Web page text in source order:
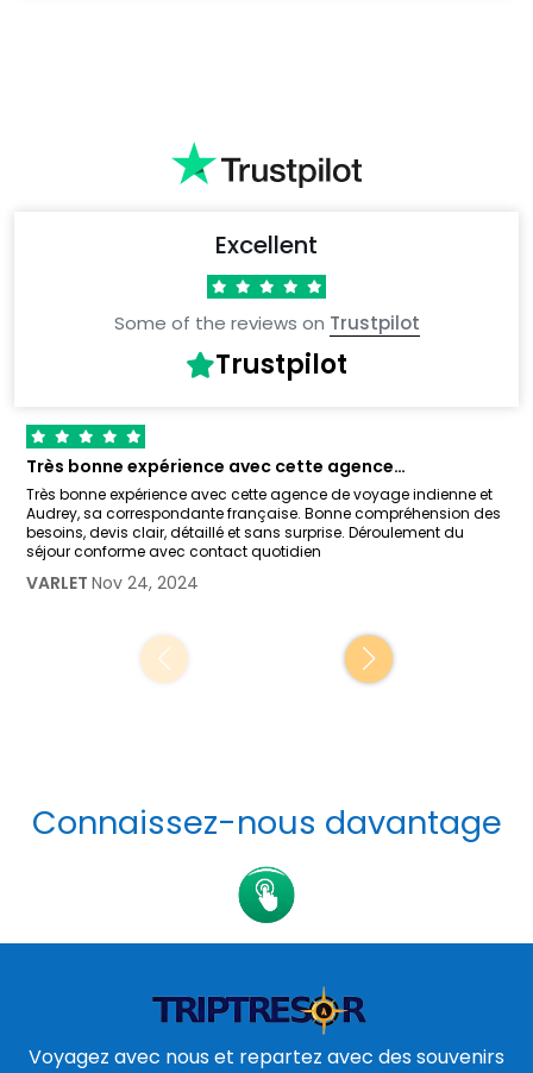
Excellent
Some of the reviews on Trustpilot
Trustpilot
Très bonne expérience avec cette agence…
Très bonne expérience avec cette agence de voyage indienne et
Audrey, sa correspondante française. Bonne compréhension des
besoins, devis clair, détaillé et sans surprise. Déroulement du
séjour conforme avec contact quotidien
VARLET Nov 24, 2024
Connaissez-nous davantage
Voyagez avec nous et repartez avec des souvenirs